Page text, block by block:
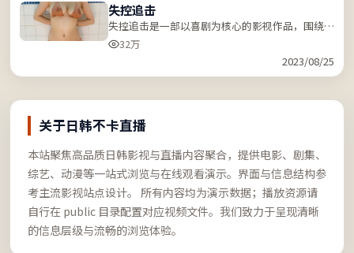
失控追击
失控追击是一部以喜剧为核心的影视作品，围绕危
机、反转与人物成长展开，节奏紧凑，支持站内关
32万
2023/08/25
关于日韩不卡直播
本站聚焦高品质日韩影视与直播内容聚合，提供电影、剧集、
综艺、动漫等一站式浏览与在线观看演示。界面与信息结构参
考主流影视站点设计。 所有内容均为演示数据；播放资源请
自行在 public 目录配置对应视频文件。我们致力于呈现清晰
的信息层级与流畅的浏览体验。